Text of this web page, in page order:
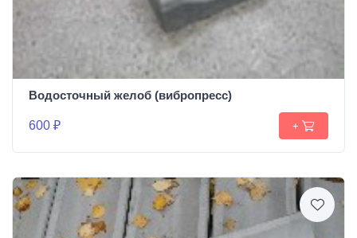
Водосточный желоб (вибропресс)
600 ₽ +